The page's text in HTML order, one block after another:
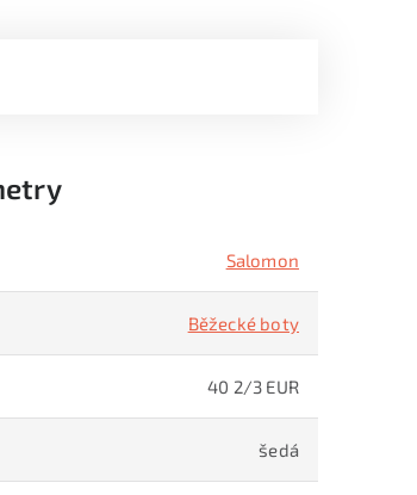
Salomon
Běžecké boty
40 2/3 EUR
šedá